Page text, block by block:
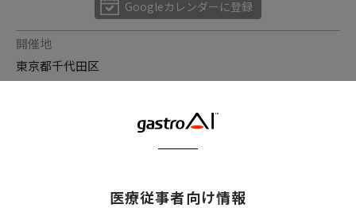
Googleカレンダーに登録
開催地
東京都千代田区
シェーンバッハ・サボー
医療従事者向け情報